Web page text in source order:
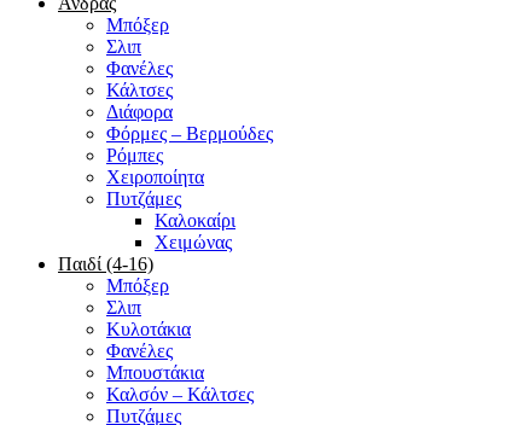
Μπόξερ
Σλιπ
Φανέλες
Κάλτσες
Διάφορα
Φόρμες – Βερμούδες
Ρόμπες
Χειροποίητα
Πυτζάμες
Καλοκαίρι
Χειμώνας
Παιδί (4-16)
Μπόξερ
Σλιπ
Κυλοτάκια
Φανέλες
Μπουστάκια
Καλσόν – Κάλτσες
Πυτζάμες